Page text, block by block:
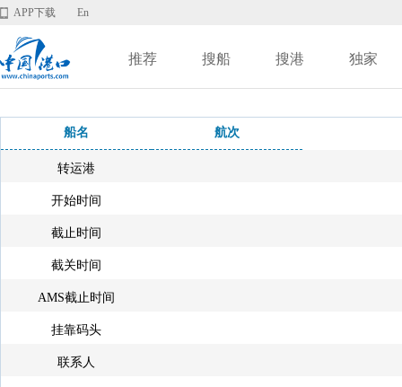
APP下载 En
推荐 搜船 搜港 独家
船名 航次
转运港
开始时间
截止时间
截关时间
AMS截止时间
挂靠码头
联系人